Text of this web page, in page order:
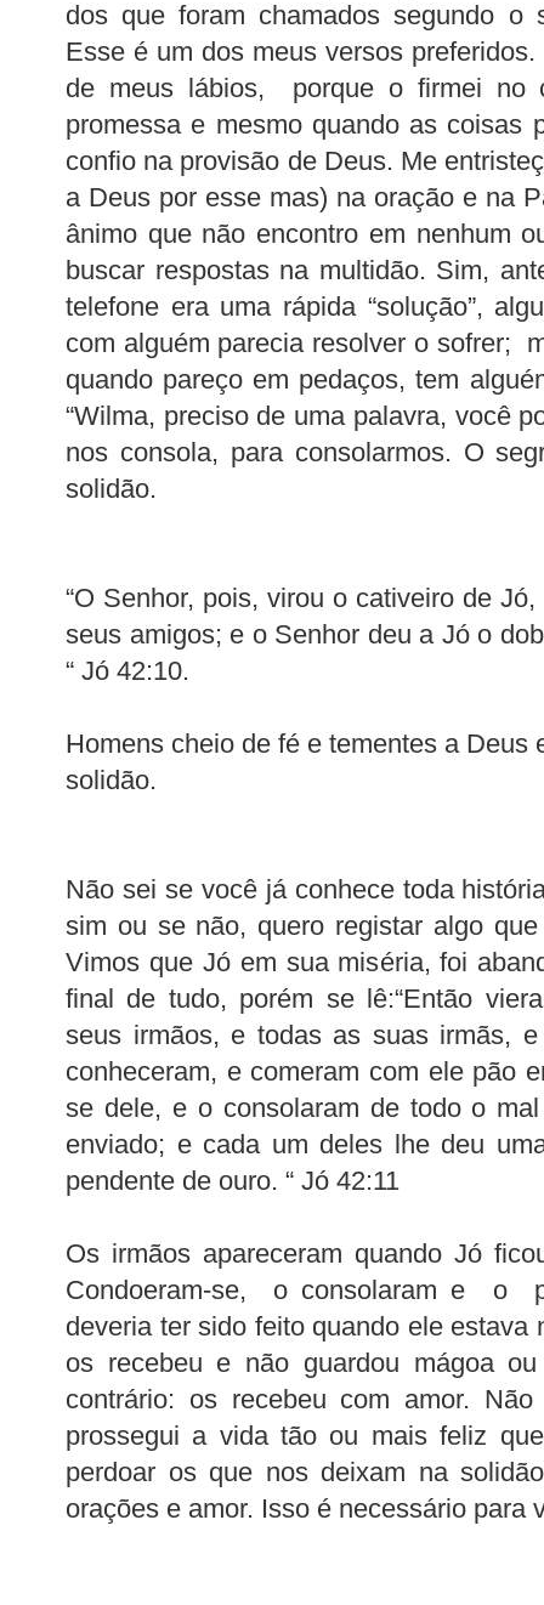
dos que foram chamados segundo o
Esse é um dos meus versos
de meus lábios, porque o firmei no
promessa e mesmo quando as coisas
confio na provisão de Deus. Me
a Deus por esse mas) na oração e na
ânimo que não encontro em nenhum
buscar respostas na multidão. Sim,
telefone era uma rápida “solução”,
com alguém parecia resolver o sofrer;
quando pareço em pedaços, tem
“Wilma, preciso de uma palavra, você
nos consola, para consolarmos. O
solidão.
“O Senhor, pois, virou o cativeiro de
seus amigos; e o Senhor deu a Jó o
“ Jó 42:10.
Homens cheio de fé e tementes a Deus
solidão.
Não sei se você já conhece toda
sim ou se não, quero registar algo
Vimos que Jó em sua miséria, foi
final de tudo, porém se lê:“Então
seus irmãos, e todas as suas irmãs,
conheceram, e comeram com ele pão
se dele, e o consolaram de todo o
enviado; e cada um deles lhe deu
pendente de ouro. “ Jó 42:11
Os irmãos apareceram quando Jó
Condoeram-se, o consolaram e o
deveria ter sido feito quando ele
os recebeu e não guardou mágoa
contrário: os recebeu com amor.
prossegui a vida tão ou mais feliz
perdoar os que nos deixam na
orações e amor. Isso é necessário para